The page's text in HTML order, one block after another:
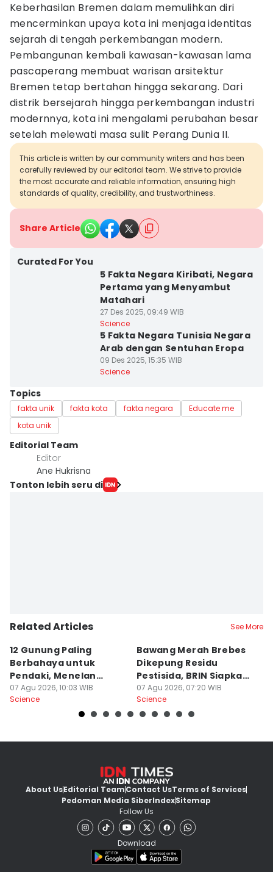
Keberhasilan Bremen dalam memulihkan diri
mencerminkan upaya kota ini menjaga identitas
sejarah di tengah perkembangan modern.
Pembangunan kembali kawasan-kawasan lama
pascaperang membuat warisan arsitektur
Bremen tetap bertahan hingga sekarang. Dari
distrik bersejarah hingga perkembangan industri
modernnya, kota ini mengalami perubahan besar
setelah melewati masa sulit Perang Dunia II.
This article is written by our community writers and has been
carefully reviewed by our editorial team. We strive to provide
the most accurate and reliable information, ensuring high
standards of quality, credibility, and trustworthiness.
Share Article
Curated For You
5 Fakta Negara Kiribati, Negara
Pertama yang Menyambut
Matahari
27 Des 2025, 09:49 WIB
Science
5 Fakta Negara Tunisia Negara
Arab dengan Sentuhan Eropa
09 Des 2025, 15:35 WIB
Science
Topics
fakta unik fakta kota fakta negara
Educate me
kota unik
Editorial Team
Editor
Ane Hukrisna
Tonton lebih seru di
Related Articles See More
12 Gunung Paling
Berbahaya untuk
Pendaki, Menelan
Korban!
07 Agu 2026, 10:03 WIB
Science
Bawang Merah Brebes
Dikepung Residu
Pestisida, BRIN Siapkan
Solusi
07 Agu 2026, 07:20 WIB
Science
About UsEditorial TeamContact UsTerms of Services
Pedoman Media SiberIndexSitemap
Follow Us
Download